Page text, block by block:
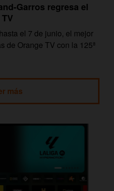
Garros regresa el
el 7 de junio, el mejor
de Orange TV con la 125ª
más